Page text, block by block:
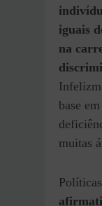
iguais
na
base
muitas